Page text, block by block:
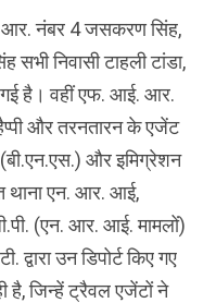
नंबर 4 जसकरण सिंह,
निवासी टाहली टांडा,
गई है। वहीं एफ. आई. आर.
और तरनतारन के एजेंट
और इमिग्रेशन
थाना एन. आर. आई,
(एन. आर. आई. मामलों)
उन डिपोर्ट किए गए
है, जिन्हें ट्रैवल एजेंटों ने